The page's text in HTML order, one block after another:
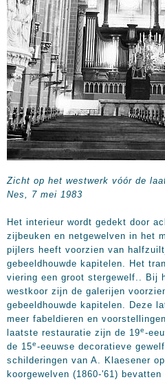
Zicht op het westwerk vóór de
Nes, 7 mei 1983
Het interieur wordt gedekt door
zijbeuken en netgewelven in het
pijlers heeft voorzien van
gebeeldhouwde kapitelen. Het
viering een groot stergewelf.. Bij
westkoor zijn de galerijen
gebeeldhouwde kapitelen. Deze
meer fabeldieren en
laatste restauratie zijn de 19e-
de 15e-eeuwse decoratieve
schilderingen van A. Klaesener
koorgewelven (1860-'61)